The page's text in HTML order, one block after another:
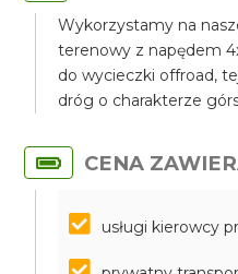
Wykorzystamy na
terenowy z napędem
do wycieczki offroad,
dróg o charakterze
CENA
usługi kierowcy